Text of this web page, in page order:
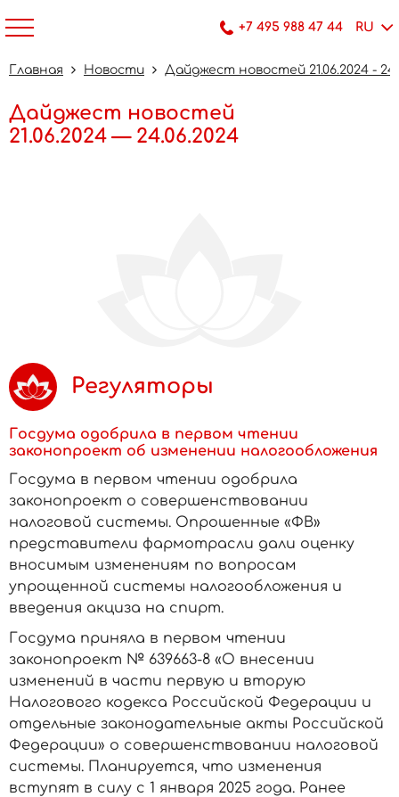
+7 495 988 47 44 RU
Главная Новости Дайджест новостей 21.06.2024 -
Дайджест новостей
21.06.2024 — 24.06.2024
Регуляторы
Госдума одобрила в первом чтении
законопроект об изменении налогообложения
Госдума в первом чтении одобрила
законопроект о совершенствовании
налоговой системы. Опрошенные «ФВ»
представители фармотрасли дали оценку
вносимым изменениям по вопросам
упрощенной системы налогообложения и
введения акциза на спирт.
Госдума приняла в первом чтении
законопроект № 639663-8 «О внесении
изменений в части первую и вторую
Налогового кодекса Российской Федерации и
отдельные законодательные акты Российской
Федерации» о совершенствовании налоговой
системы. Планируется, что изменения
вступят в силу с 1 января 2025 года. Ранее